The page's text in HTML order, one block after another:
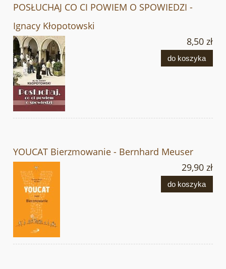
POSŁUCHAJ CO CI POWIEM O SPOWIEDZI -
Ignacy Kłopotowski
8,50 zł
do koszyka
YOUCAT Bierzmowanie - Bernhard Meuser
29,90 zł
do koszyka